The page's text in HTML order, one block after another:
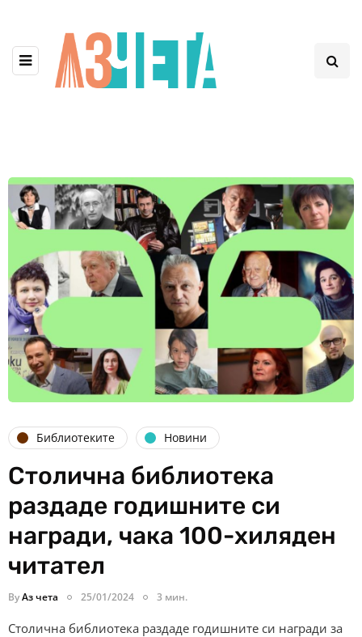
Библиотеките Новини
Столична библиотека
раздаде годишните си
награди, чака 100-хиляден
читател
ByАз чета 25/01/2024 3 мин.
Столична библиотека раздаде годишните си награди за